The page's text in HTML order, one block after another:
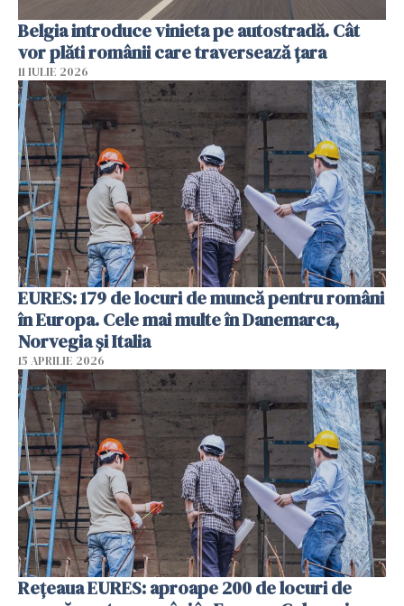
Belgia introduce vinieta pe autostradă. Cât
vor plăti românii care traversează țara
11 IULIE 2026
EURES: 179 de locuri de muncă pentru români
în Europa. Cele mai multe în Danemarca,
Norvegia și Italia
15 APRILIE 2026
Rețeaua EURES: aproape 200 de locuri de